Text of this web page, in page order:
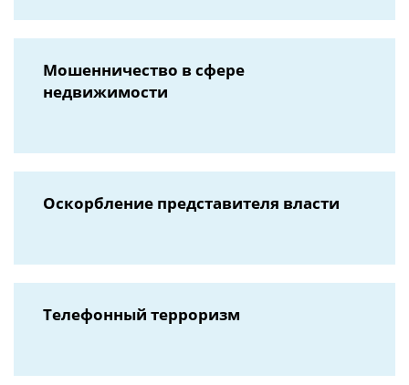
Мошенничество в сфере
недвижимости
Оскорбление представителя власти
Телефонный терроризм